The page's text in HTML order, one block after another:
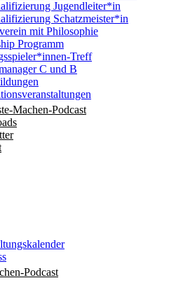
Jugendleiter*in
Schatzmeister*in
mit Philosophie
Programm
Treff
C und B
Machen-Podcast
Podcast